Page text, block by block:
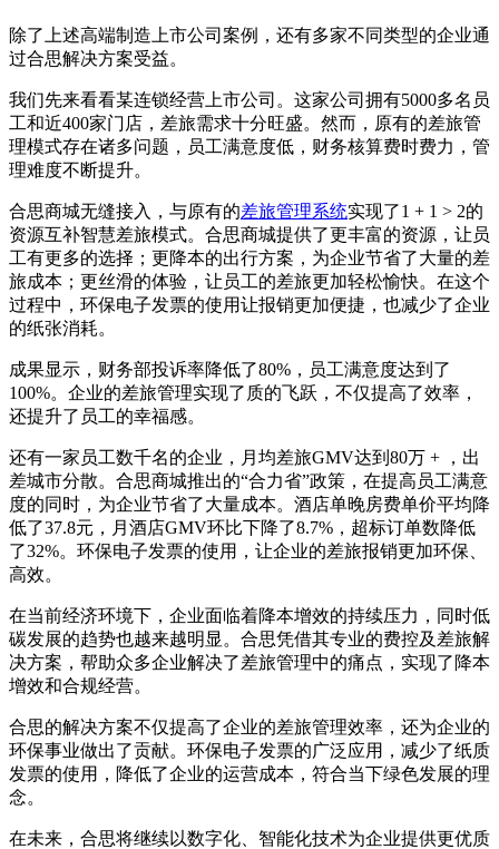
除了上述高端制造上市公司案例，还有多家不同类型的企业通
过合思解决方案受益。
我们先来看看某连锁经营上市公司。这家公司拥有5000多名员
工和近400家门店，差旅需求十分旺盛。然而，原有的差旅管
理模式存在诸多问题，员工满意度低，财务核算费时费力，管
理难度不断提升。
合思商城无缝接入，与原有的差旅管理系统实现了1 + 1 > 2的
资源互补智慧差旅模式。合思商城提供了更丰富的资源，让员
工有更多的选择；更降本的出行方案，为企业节省了大量的差
旅成本；更丝滑的体验，让员工的差旅更加轻松愉快。在这个
过程中，环保电子发票的使用让报销更加便捷，也减少了企业
的纸张消耗。
成果显示，财务部投诉率降低了80%，员工满意度达到了
100%。企业的差旅管理实现了质的飞跃，不仅提高了效率，
还提升了员工的幸福感。
还有一家员工数千名的企业，月均差旅GMV达到80万 + ，出
差城市分散。合思商城推出的“合力省”政策，在提高员工满意
度的同时，为企业节省了大量成本。酒店单晚房费单价平均降
低了37.8元，月酒店GMV环比下降了8.7%，超标订单数降低
了32%。环保电子发票的使用，让企业的差旅报销更加环保、
高效。
在当前经济环境下，企业面临着降本增效的持续压力，同时低
碳发展的趋势也越来越明显。合思凭借其专业的费控及差旅解
决方案，帮助众多企业解决了差旅管理中的痛点，实现了降本
增效和合规经营。
合思的解决方案不仅提高了企业的差旅管理效率，还为企业的
环保事业做出了贡献。环保电子发票的广泛应用，减少了纸质
发票的使用，降低了企业的运营成本，符合当下绿色发展的理
念。
在未来，合思将继续以数字化、智能化技术为企业提供更优质